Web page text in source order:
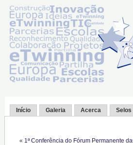
Início Galeria Acerca Selos
« 1ª Conferência do Fórum Permanente